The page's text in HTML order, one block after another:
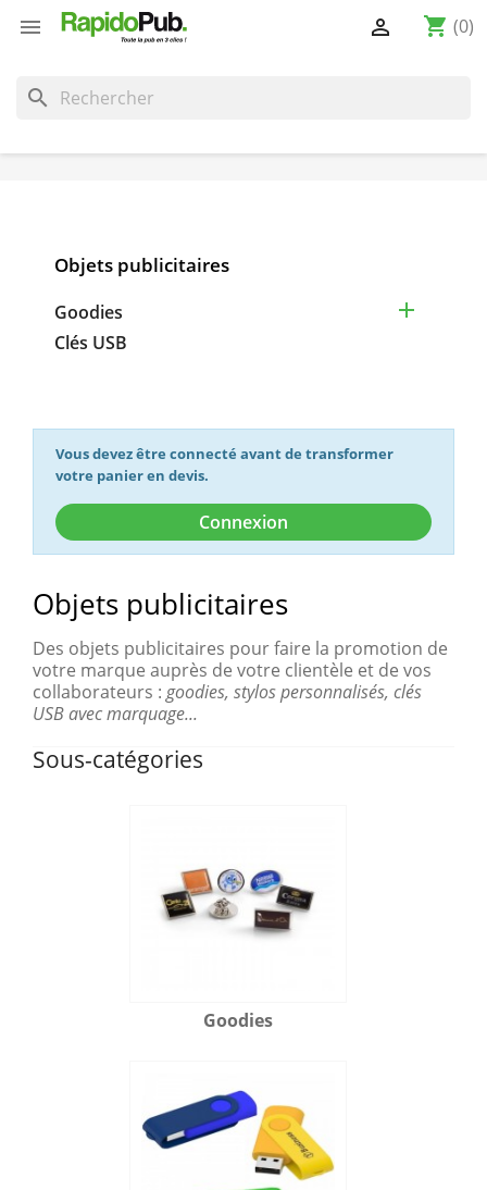
 shopping_cart (0)

search
Objets publicitaires
Goodies 
Clés USB
Vous devez être connecté avant de transformer
votre panier en devis.
Connexion
Objets publicitaires
Des objets publicitaires pour faire la promotion de
votre marque auprès de votre clientèle et de vos
collaborateurs : goodies, stylos personnalisés, clés
USB avec marquage...
Sous-catégories
Goodies